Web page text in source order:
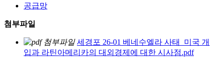
공급망
첨부파일
세경포 26-01 베네수엘라 사태_미국 개
입과 라틴아메리카의 대외경제에 대한 시사점.pdf